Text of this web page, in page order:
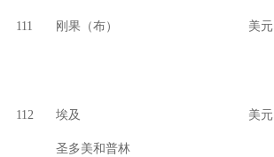
111 刚果（布） 美元
112 埃及 美元
圣多美和普林